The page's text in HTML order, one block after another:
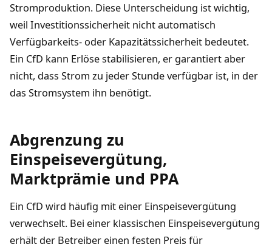
Stromproduktion. Diese Unterscheidung ist wichtig,
weil Investitionssicherheit nicht automatisch
Verfügbarkeits- oder Kapazitätssicherheit bedeutet.
Ein CfD kann Erlöse stabilisieren, er garantiert aber
nicht, dass Strom zu jeder Stunde verfügbar ist, in der
das Stromsystem ihn benötigt.
Abgrenzung zu
Einspeisevergütung,
Marktprämie und PPA
Ein CfD wird häufig mit einer Einspeisevergütung
verwechselt. Bei einer klassischen Einspeisevergütung
erhält der Betreiber einen festen Preis für